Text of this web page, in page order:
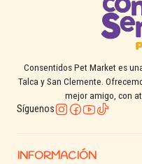
Consentidos Pet Market es
Talca y San Clemente.
mejor amigo, con
Síguenos
INFORMACIÓN